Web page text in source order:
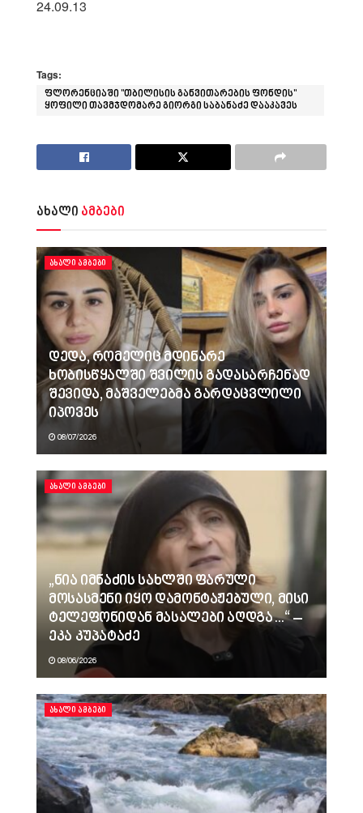
24.09.13
Tags:
ფლორენციაში "თბილისის განვითარების ფონდის"
ყოფილი თავმჯდომარე გიორგი საბანაძე დააკავეს
ახალი ამბები
ᲐᲮᲐᲚᲘ ᲐᲛᲑᲔᲑᲘ
დედა, რომელიც მდინარე
ხობისწყალში შვილის გადასარჩენად
შევიდა, მაშველებმა გარდაცვლილი
იპოვეს
08/07/2026
ᲐᲮᲐᲚᲘ ᲐᲛᲑᲔᲑᲘ
„ნია იმნაძის სახლში ფარული
მოსასმენი იყო დამონტაჟებული, მისი
ტელეფონიდან მასალები აღდგა…“ –
ეკა კუპატაძე
08/06/2026
ᲐᲮᲐᲚᲘ ᲐᲛᲑᲔᲑᲘ